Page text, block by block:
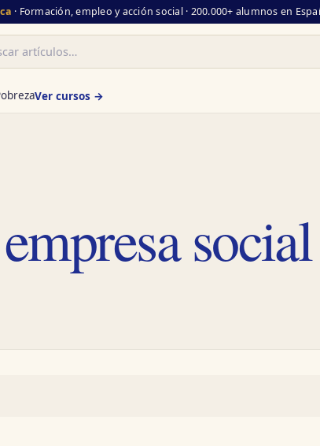
· Formación, empleo y acción social · 200.000+ alumnos en
Ver cursos →
social